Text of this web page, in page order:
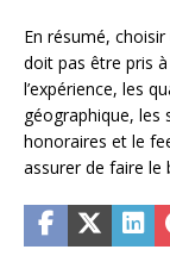
En résumé,
doit pas être pris
l’expérience, les
géographique, les
honoraires et le
assurer de faire